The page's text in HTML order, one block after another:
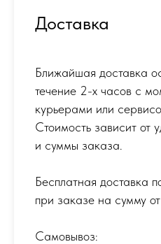
Доставка
Ближайшая доставка
течение 2-х часов с
курьерами или
Стоимость зависит от
и суммы заказа.
Бесплатная доставка
при заказе на сумму
Самовывоз: